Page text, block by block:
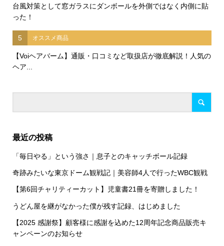
台風対策として窓ガラスにダンボールを外側ではなく内側に貼
った！
5 オススメ商品
【Voiヘアバーム】通販・口コミなど取扱店が徹底解説！人気の
ヘア...
最近の投稿
「毎日やる」という強さ｜息子とのキャッチボール記録
奇跡みたいな東京ドーム観戦記｜美容師4人で行ったWBC観戦
【第6回チャリティーカット】児童書21冊を寄贈しました！
うどん屋を継がなかった僕が残す記録、はじめました
【2025 感謝祭】顧客様に感謝を込めた12周年記念商品販売キ
ャンペーンのお知らせ